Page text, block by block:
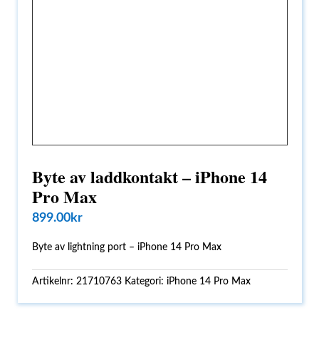
Byte av laddkontakt – iPhone 14
Pro Max
899.00kr
Byte av lightning port – iPhone 14 Pro Max
Artikelnr:21710763 Kategori:iPhone 14 Pro Max